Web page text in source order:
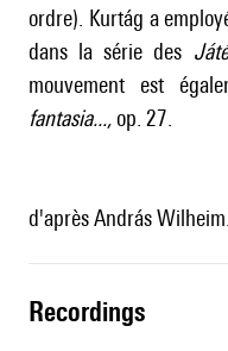
ordre). Kurtág a
dans la série des
mouvement est
fantasia..., op. 27.
d'après András Wilheim.
recordings